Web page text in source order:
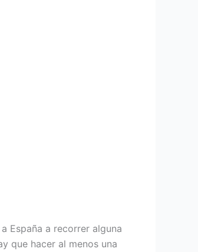
España a recorrer alguna
que hacer al menos una